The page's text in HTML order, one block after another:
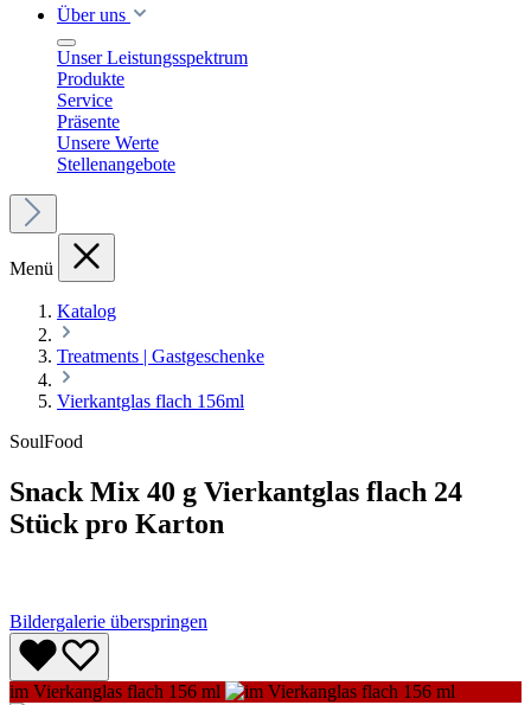
Über uns
Unser Leistungsspektrum
Produkte
Service
Präsente
Unsere Werte
Stellenangebote
Menü
Katalog
Treatments | Gastgeschenke
Vierkantglas flach 156ml
SoulFood
Snack Mix 40 g Vierkantglas flach 24
Stück pro Karton
Bildergalerie überspringen
im Vierkanglas flach 156 ml